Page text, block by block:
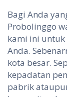
Bagi Anda
Probolinggo
kami ini untuk
Anda.
kota besar.
kepadatan
pabrik